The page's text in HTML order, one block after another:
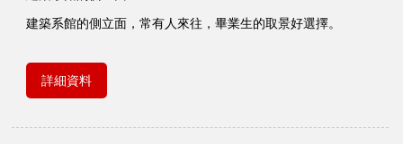
建築系館的側立面，常有人來往，畢業生的取景好選擇。
詳細資料